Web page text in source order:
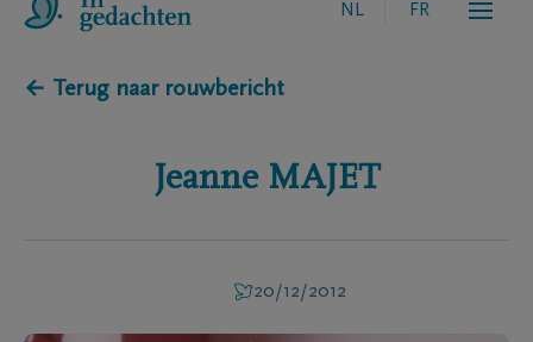
NL FR
← Terug naar rouwbericht
Jeanne MAJET
20/12/2012